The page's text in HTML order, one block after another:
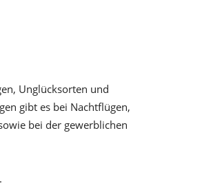
Unglücksorten und
gibt es bei Nachtflügen,
bei der gewerblichen
.